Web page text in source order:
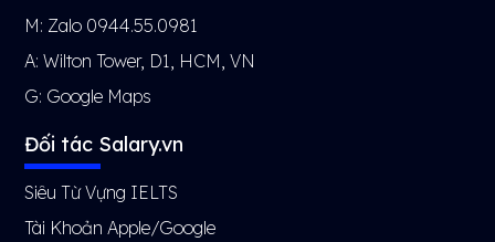
M: Zalo 0944.55.0981
A: Wilton Tower, D1, HCM, VN
G: Google Maps
Đối tác Salary.vn
Siêu Từ Vựng IELTS
Tài Khoản Apple/Google